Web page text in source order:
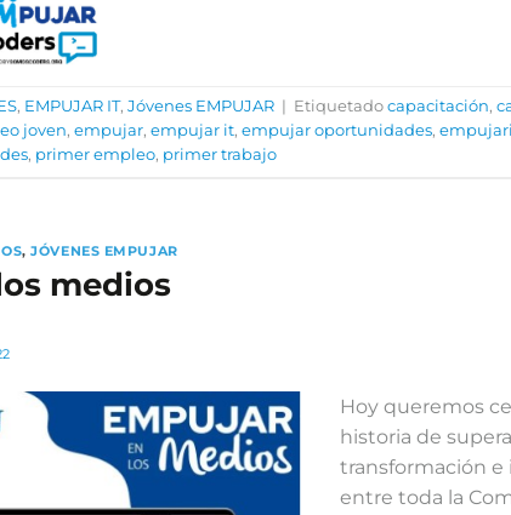
, EMPUJAR IT, Jóvenes EMPUJAR Etiquetado capacitación,
joven, empujar, empujar it, empujar oportunidades,
, primer empleo, primer trabajo
,JÓVENES EMPUJAR
medios
Hoy queremos
historia de
transformación e
entre toda la